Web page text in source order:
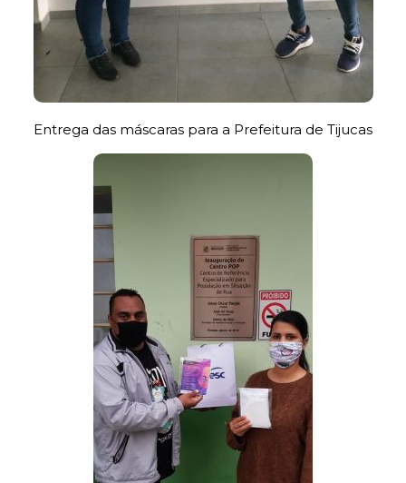
Entrega das máscaras para a Prefeitura de Tijucas